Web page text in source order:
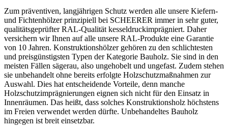
Zum präventiven, langjährigen Schutz werden alle unsere Kiefern-
und Fichtenhölzer prinzipiell bei SCHEERER immer in sehr guter,
qualitätsgeprüfter RAL-Qualität kesseldruckimprägniert. Daher
versichern wir Ihnen auf alle unsere RAL-Produkte eine Garantie
von 10 Jahren. Konstruktionshölzer gehören zu den schlichtesten
und preisgünstigsten Typen der Kategorie Bauholz. Sie sind in den
meisten Fällen sägerau, also ungehobelt und ungefast. Zudem stehen
sie unbehandelt ohne bereits erfolgte Holzschutzmaßnahmen zur
Auswahl. Dies hat entscheidende Vorteile, denn manche
Holzschutzimprägnierungen eignen sich nicht für den Einsatz in
Innenräumen. Das heißt, dass solches Konstruktionsholz höchstens
im Freien verwendet werden dürfte. Unbehandeltes Bauholz
hingegen ist breit einsetzbar.